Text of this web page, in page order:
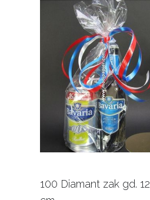
100 Diamant zak gd. 12